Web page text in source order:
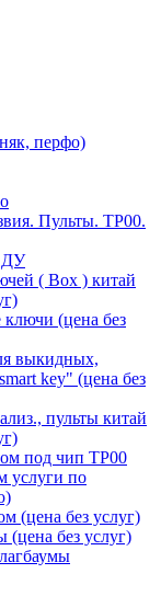
перфо)
Пульты. TP00.
ДУ
( Box ) китай
(цена без
выкидных,
key" (цена без
пульты китай
под чип TP00
услуги по
(цена без услуг)
(цена без услуг)